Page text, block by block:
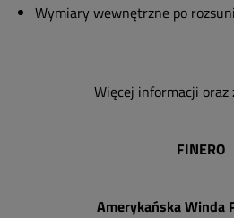
Wymiary wewnętrzne po
Więcej informacji oraz
FINERO
Amerykańska Winda